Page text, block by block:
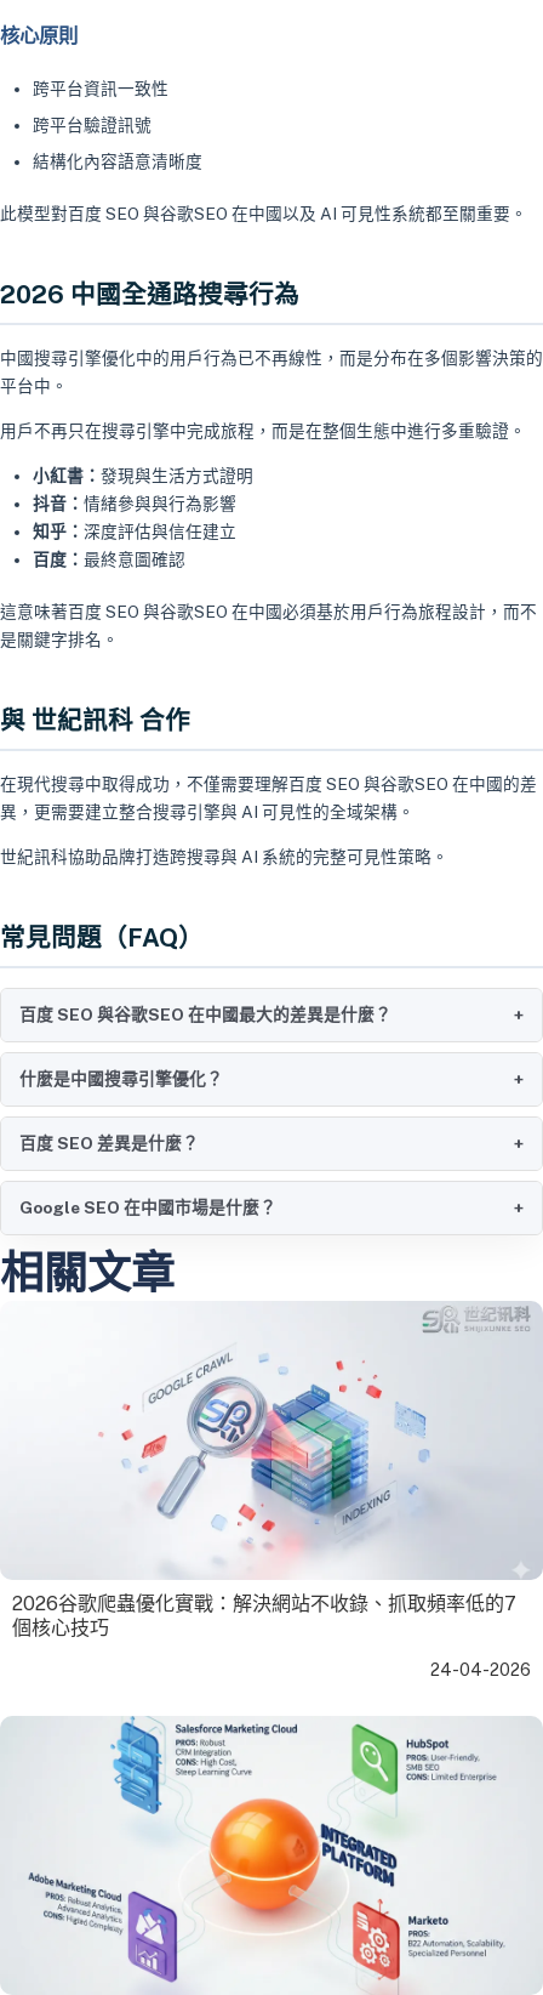
核心原則
跨平台資訊一致性
跨平台驗證訊號
結構化內容語意清晰度
此模型對百度 SEO 與谷歌SEO 在中國以及 AI 可見性系統都至關重要。
2026 中國全通路搜尋行為
中國搜尋引擎優化中的用戶行為已不再線性，而是分布在多個影響決策的
平台中。
用戶不再只在搜尋引擎中完成旅程，而是在整個生態中進行多重驗證。
小紅書：發現與生活方式證明
抖音：情緒參與與行為影響
知乎：深度評估與信任建立
百度：最終意圖確認
這意味著百度 SEO 與谷歌SEO 在中國必須基於用戶行為旅程設計，而不
是關鍵字排名。
與 世紀訊科 合作
在現代搜尋中取得成功，不僅需要理解百度 SEO 與谷歌SEO 在中國的差
異，更需要建立整合搜尋引擎與 AI 可見性的全域架構。
世紀訊科協助品牌打造跨搜尋與 AI 系統的完整可見性策略。
常見問題（FAQ）
百度 SEO 與谷歌SEO 在中國最大的差異是什麼？ +
什麼是中國搜尋引擎優化？ +
百度 SEO 差異是什麼？ +
Google SEO 在中國市場是什麼？ +
相關文章
2026谷歌爬蟲優化實戰：解決網站不收錄、抓取頻率低的7
個核心技巧
24-04-2026